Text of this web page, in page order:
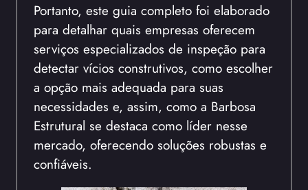
Portanto, este guia completo foi elaborado
para detalhar quais empresas oferecem
serviços especializados de inspeção para
detectar vícios construtivos, como escolher
a opção mais adequada para suas
necessidades e, assim, como a Barbosa
Estrutural se destaca como líder nesse
mercado, oferecendo soluções robustas e
confiáveis.